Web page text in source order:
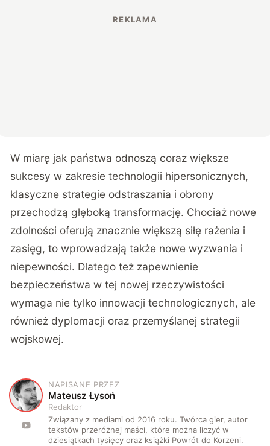
W miarę jak państwa odnoszą coraz większe
sukcesy w zakresie technologii hipersonicznych,
klasyczne strategie odstraszania i obrony
przechodzą głęboką transformację. Chociaż nowe
zdolności oferują znacznie większą siłę rażenia i
zasięg, to wprowadzają także nowe wyzwania i
niepewności. Dlatego też zapewnienie
bezpieczeństwa w tej nowej rzeczywistości
wymaga nie tylko innowacji technologicznych, ale
również dyplomacji oraz przemyślanej strategii
wojskowej.
M
NAPISANE PRZEZ
Mateusz Łysoń
Redaktor
Związany z mediami od 2016 roku. Twórca gier, autor
tekstów przeróżnej maści, które można liczyć w
dziesiątkach tysięcy oraz książki Powrót do Korzeni.